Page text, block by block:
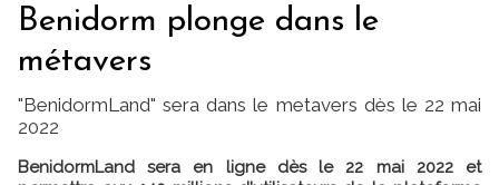
Benidorm plonge dans le
métavers
"BenidormLand" sera dans le metavers dès le 22 mai
2022
BenidormLand sera en ligne dès le 22 mai 2022 et